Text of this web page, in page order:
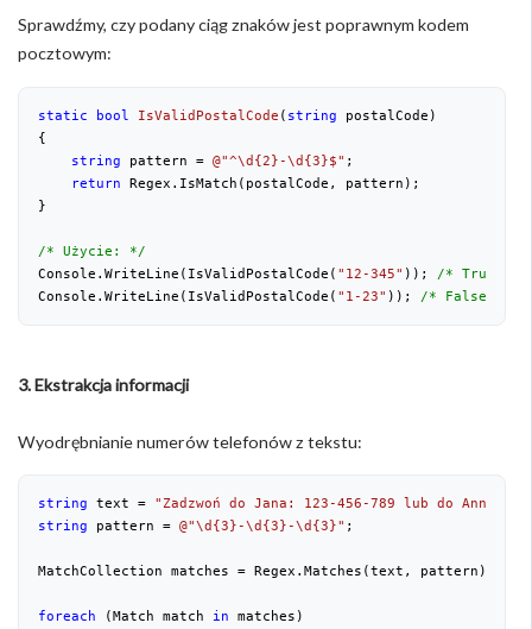
Sprawdźmy, czy podany ciąg znaków jest poprawnym kodem
pocztowym:
static bool IsValidPostalCode ( string postalCode )
{
string pattern = @"^\d{2}-\d{3}$" ;
return Regex.IsMatch(postalCode, pattern);
}
/* Użycie: */
Console.WriteLine(IsValidPostalCode( "12-345" )); /* True */
Console.WriteLine(IsValidPostalCode( "1-23" )); /* False */
3. Ekstrakcja informacji
Wyodrębnianie numerów telefonów z tekstu:
string text = "Zadzwoń do Jana: 123-456-789 lub do Anny:
string pattern = @"\d{3}-\d{3}-\d{3}" ;
MatchCollection matches = Regex.Matches(text, pattern);
foreach (Match match in matches)